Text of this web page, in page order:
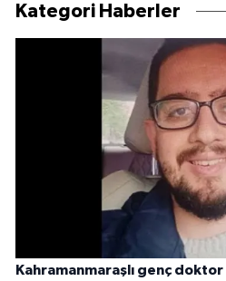
Kategori Haberler
Kahramanmaraşlı genç